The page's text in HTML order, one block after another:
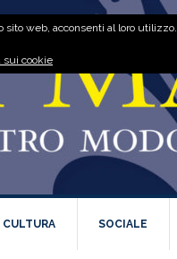
CULTURA SOCIALE
web, acconsenti al loro utilizzo.
sui cookie